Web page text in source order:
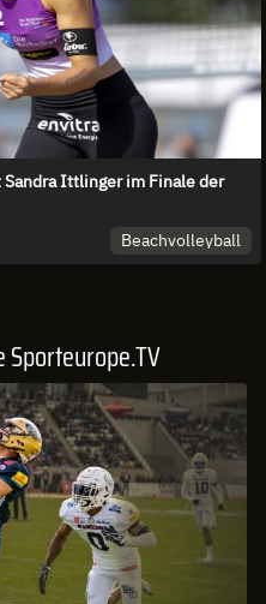
Ittlinger im Finale der
Beachvolleyball